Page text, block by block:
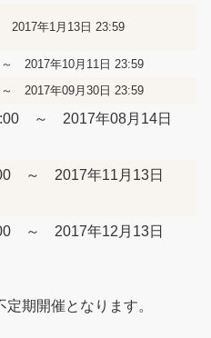
年1月13日 23:59
2017年10月11日 23:59
2017年09月30日 23:59
～ 2017年08月14日
～ 2017年11月13日
～ 2017年12月13日
期開催となります。